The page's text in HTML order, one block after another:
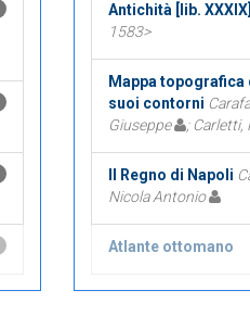
Antichità [lib. XXXIX]
1583>
Mappa
suoi contorni
Giuseppe
; Carletti,
Il Regno di Napoli
Nicola Antonio
Atlante ottomano